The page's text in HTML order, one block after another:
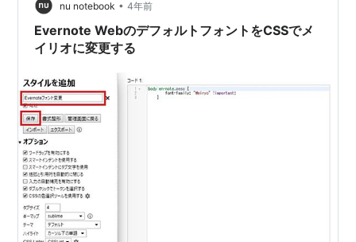
からバイクを担いで行くのですが、先ほどの崖崩れ地点
もあってこの…
nu notebook • 4年前
Evernote WebのデフォルトフォントをCSSでメ
イリオに変更する